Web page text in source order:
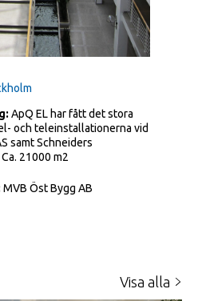
ApQ EL har fått det stora
och teleinstallationerna vid
samt Schneiders
21000 m2
MVB Öst Bygg AB
Visa alla